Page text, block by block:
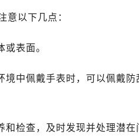
意以下几点：
表面。
中佩戴手表时，可以佩戴
检查，及时发现并处理潜在